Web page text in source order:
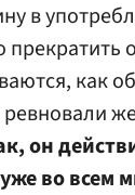
в
как
он
во всем